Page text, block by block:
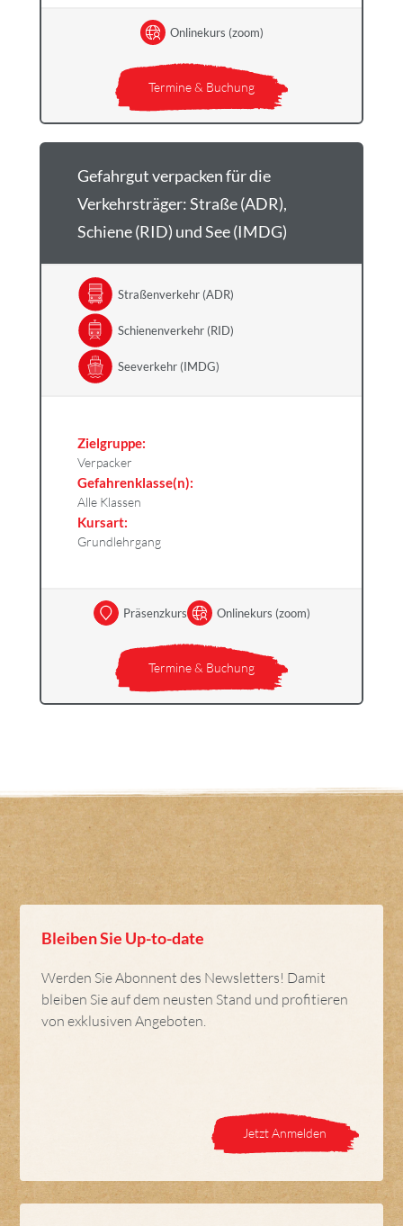
Termine & Buchung
Onlinekurs (zoom)
Gefahrgut verpacken für die
Verkehrsträger: Straße (ADR),
Schiene (RID) und See (IMDG)
Straßenverkehr (ADR)
Schienenverkehr (RID)
Seeverkehr (IMDG)
Zielgruppe:
Verpacker
Gefahrenklasse(n):
Alle Klassen
Kursart:
Grundlehrgang
Termine & Buchung
Präsenzkurs Onlinekurs (zoom)
Bleiben Sie Up-to-date
Werden Sie Abonnent des Newsletters! Damit
bleiben Sie auf dem neusten Stand und profitieren
von exklusiven Angeboten.
Jetzt Anmelden